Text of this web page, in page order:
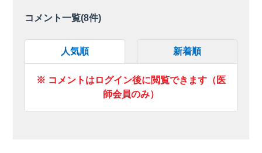
コメント一覧(8件)
人気順 新着順
※ コメントはログイン後に閲覧できます（医
師会員のみ）